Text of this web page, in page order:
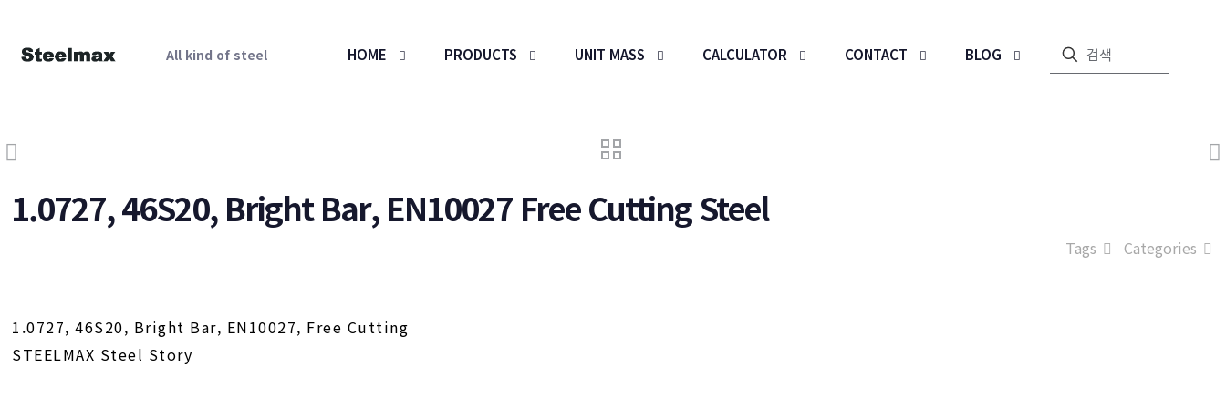
All kind of steel HOME PRODUCTS UNIT MASS CALCULATOR CONTACT BLOG
1.0727, 46S20, Bright Bar, EN10027 Free Cutting Steel
Categories
Tags
1.0727, 46S20, Bright Bar, EN10027, Free Cutting
STEELMAX Steel Story